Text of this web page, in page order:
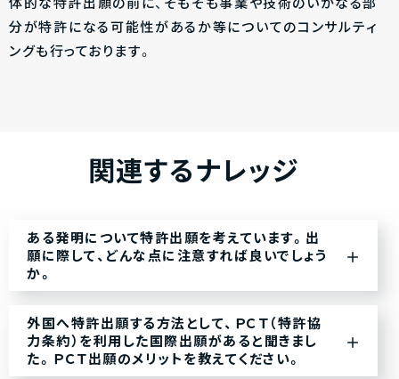
体的な特許出願の前に、そもそも事業や技術のいかなる部
分が特許になる可能性があるか等についてのコンサルティ
ングも行っております。
関連するナレッジ
ある発明について特許出願を考えています。出
願に際して、どんな点に注意すれば良いでしょう
か。
外国へ特許出願する方法として、ＰＣＴ（特許協
力条約）を利用した国際出願があると聞きまし
た。ＰＣＴ出願のメリットを教えてください。